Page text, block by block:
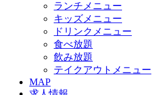
ランチメニュー
キッズメニュー
ドリンクメニュー
食べ放題
飲み放題
テイクアウトメニュー
MAP